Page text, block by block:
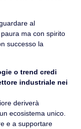
al
ma con spirito
successo la
o trend credi
industriale nei
deriverà
ecosistema unico.
e a supportare